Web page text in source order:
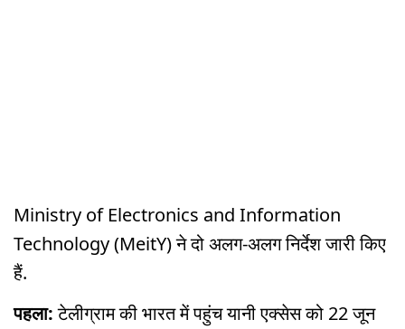
Ministry of Electronics and Information
Technology (MeitY) ने दो अलग-अलग निर्देश जारी किए
हैं.
पहला:टेलीग्राम की भारत में पहुंच यानी एक्सेस को 22 जून